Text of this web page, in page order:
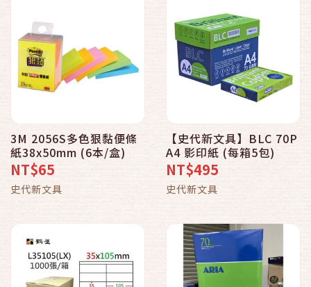
3M 2056S多色狠黏便條
紙38x50mm (6本/盒)
NT$65
史代新文具
【史代新文具】BLC 70P
A4 影印紙 (每箱5包)
NT$495
史代新文具